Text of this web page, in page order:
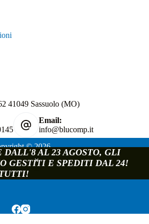
AL 23 AGOSTO, GLI
GESTITI E SPEDITI DAL 24!
41049 Sassuolo (MO)
Email:
info@blucomp.it
© 2026
di Padovani Matteo e c.
C.F. 02241070362
Sassuolo - Modena